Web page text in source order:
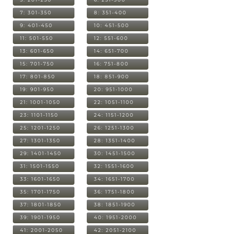
7: 301-350 8: 351-400
9: 401-450 10: 451-500
11: 501-550 12: 551-600
13: 601-650 14: 651-700
15: 701-750 16: 751-800
17: 801-850 18: 851-900
19: 901-950 20: 951-1000
21: 1001-1050 22: 1051-1100
23: 1101-1150 24: 1151-1200
25: 1201-1250 26: 1251-1300
27: 1301-1350 28: 1351-1400
29: 1401-1450 30: 1451-1500
31: 1501-1550 32: 1551-1600
33: 1601-1650 34: 1651-1700
35: 1701-1750 36: 1751-1800
37: 1801-1850 38: 1851-1900
39: 1901-1950 40: 1951-2000
41: 2001-2050 42: 2051-2100